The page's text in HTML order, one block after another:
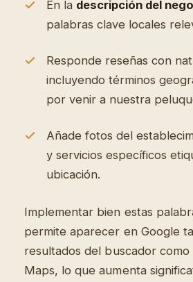
En la descripción del
palabras clave locales
Responde reseñas con
incluyendo términos
por venir a nuestra
Añade fotos del
y servicios específicos
ubicación.
Implementar bien estas
permite aparecer en Google
resultados del buscador como
Maps, lo que aumenta